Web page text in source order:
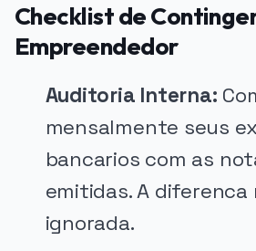
Checklist de
Empreendedor
Auditoria Interna:
mensalmente seus
bancarios com as
emitidas. A diferenca
ignorada.